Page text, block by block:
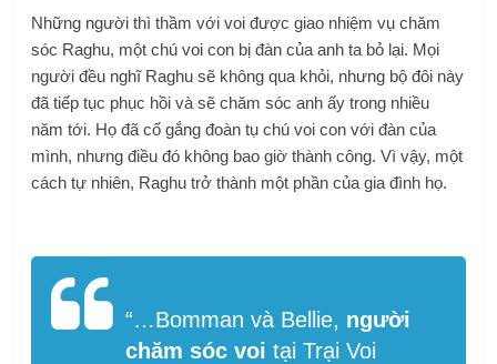
Những người thì thầm với voi được giao nhiệm vụ chăm
sóc Raghu, một chú voi con bị đàn của anh ta bỏ lại. Mọi
người đều nghĩ Raghu sẽ không qua khỏi, nhưng bộ đôi này
đã tiếp tục phục hồi và sẽ chăm sóc anh ấy trong nhiều
năm tới. Họ đã cố gắng đoàn tụ chú voi con với đàn của
mình, nhưng điều đó không bao giờ thành công. Vì vậy, một
cách tự nhiên, Raghu trở thành một phần của gia đình họ.
“…Bomman và Bellie, người
chăm sóc voi tại Trại Voi